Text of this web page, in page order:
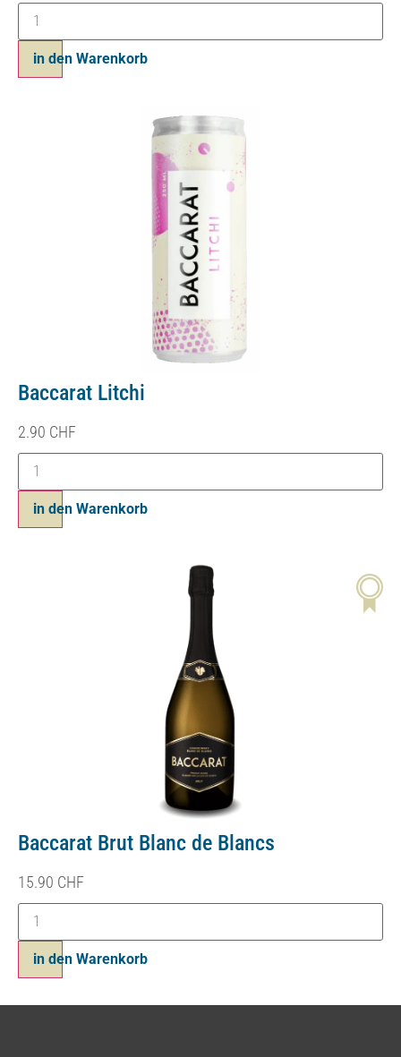
in den Warenkorb
Baccarat Litchi
2.90 CHF
in den Warenkorb
Baccarat Brut Blanc de Blancs
15.90 CHF
in den Warenkorb